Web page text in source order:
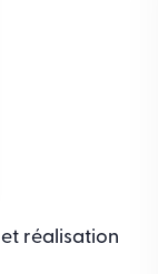
réalisation